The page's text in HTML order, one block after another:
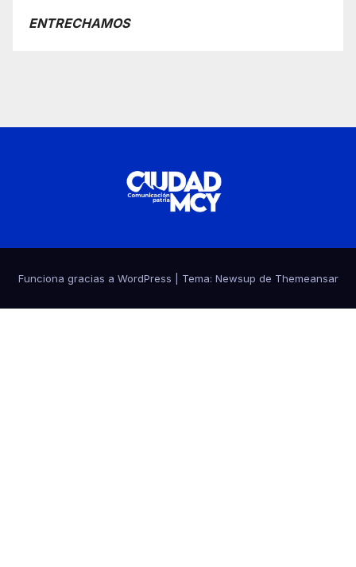
ENTRECHAMOS
Funciona gracias a WordPress Tema: Newsup de Themeansar